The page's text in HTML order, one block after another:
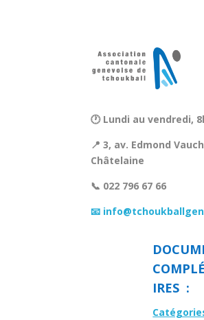
🕐 Lundi au vendredi,
📍 3, av. Edmond
Châtelaine
📞 022 796 67 66
📧
IRES :